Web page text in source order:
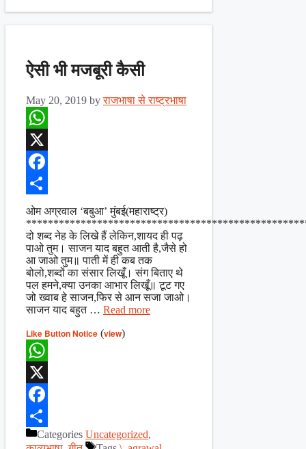
ऐसी भी मजबूरी कैसी
May 20, 2019 byराजभाषा से राष्ट्रभाषा
WhatsApp
X
Facebook
Share
ओम अग्रवाल ‘बबुआ’ मुंबई(महाराष्ट्र)
दो शब्द नेह के लिखे हैं लेकिन,शायद ही पढ़
पाओ तुम। साजन याद बहुत आती है,जैसे हो
आ जाओ तुम॥ पाती में ही कब तक
बोलो,शब्दों का संसार लिखूँ। संग बिताए थे
पल हमने,क्या उनका आभार लिखूँ॥ टूट गए
जो ख्वाब हे साजन,फिर से आन सजा जाओ।
साजन याद बहुत … Read more
Like Button Notice (view)
WhatsApp
X
Facebook
ShareCategories Uncategorized,